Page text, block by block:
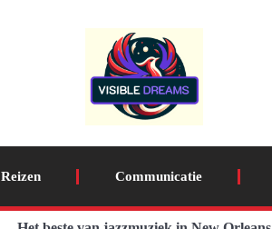
Reizen Communicatie